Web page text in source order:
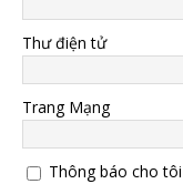
Thư điện tử
Trang Mạng
Thông báo cho